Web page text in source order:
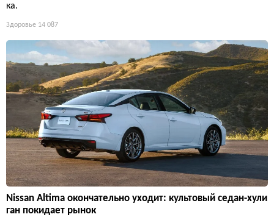
ка.
Здоровье 14 087
Nissan Altima окончательно уходит: культовый седан-хули
ган покидает рынок